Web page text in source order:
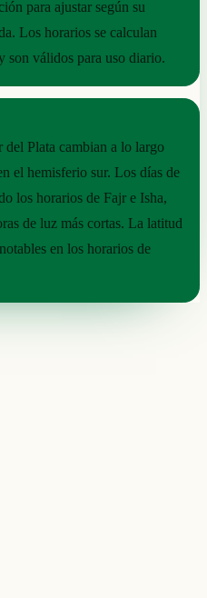
para ajustar según su
Los horarios se calculan
son válidos para uso diario.
Plata cambian a lo largo
el hemisferio sur. Los días de
los horarios de Fajr e Isha,
de luz más cortas. La latitud
en los horarios de